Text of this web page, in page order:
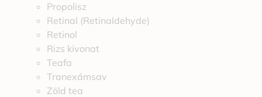
Propolisz
Retinal (Retinaldehyde)
Retinol
Rizs kivonat
Teafa
Tranexámsav
Zöld tea